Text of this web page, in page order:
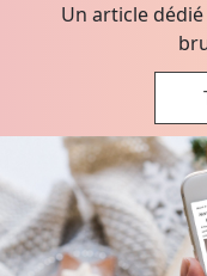
Un article